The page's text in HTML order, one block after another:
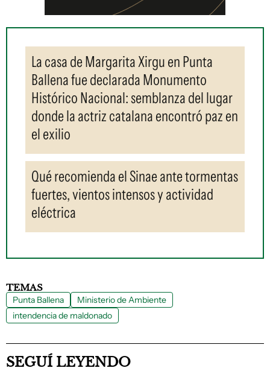
La casa de Margarita Xirgu en Punta
Ballena fue declarada Monumento
Histórico Nacional: semblanza del lugar
donde la actriz catalana encontró paz en
el exilio
Qué recomienda el Sinae ante tormentas
fuertes, vientos intensos y actividad
eléctrica
TEMAS
Punta Ballena
Ministerio de Ambiente
intendencia de maldonado
SEGUÍ LEYENDO